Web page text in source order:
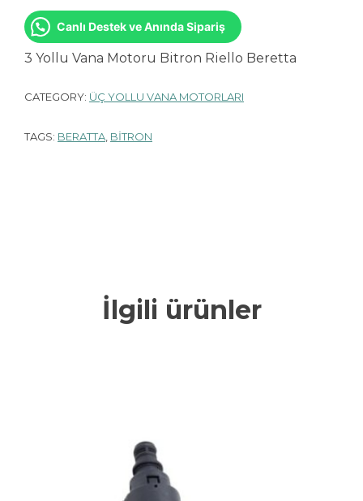
Canlı Destek ve Anında Sipariş
3 Yollu Vana Motoru Bitron Riello Beretta
CATEGORY: ÜÇ YOLLU VANA MOTORLARI
TAGS: BERATTA BİTRON
İlgili ürünler